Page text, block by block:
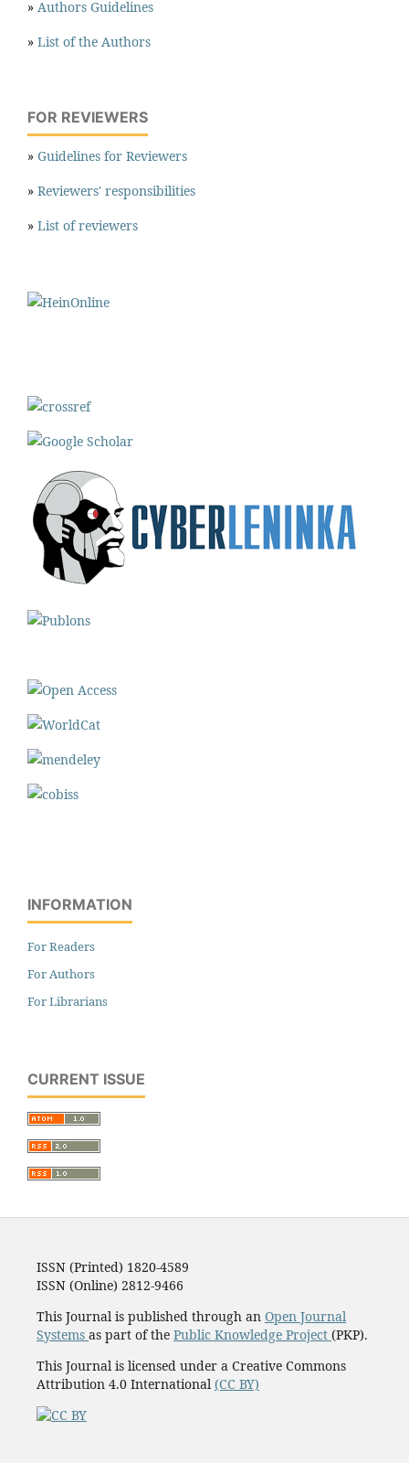
» Authors Guidelines
» List of the Authors
FOR REVIEWERS
» Guidelines for Reviewers
» Reviewers' responsibilities
» List of reviewers
INFORMATION
For Readers
For Authors
For Librarians
CURRENT ISSUE
ISSN (Printed) 1820-4589
ISSN (Online) 2812-9466
This Journal is published through an Open Journal
Systems as part of the Public Knowledge Project (PKP).
This Journal is licensed under a Creative Commons
Attribution 4.0 International (CC BY)